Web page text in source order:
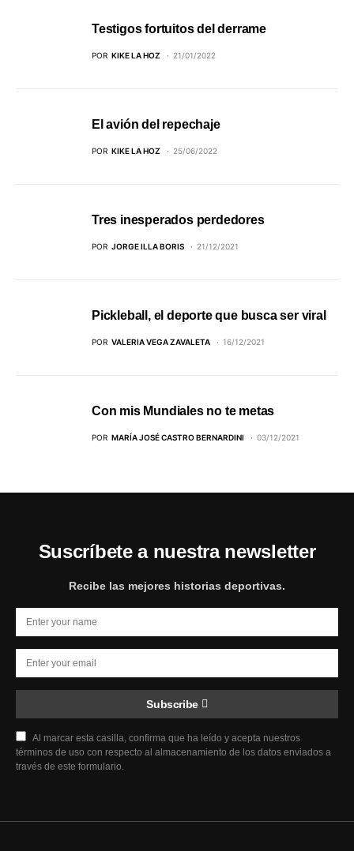
Testigos fortuitos del derrame
POR KIKE LA HOZ 21/01/2022
El avión del repechaje
POR KIKE LA HOZ 25/06/2022
Tres inesperados perdedores
POR JORGE ILLA BORIS 21/12/2021
Pickleball, el deporte que busca ser viral
POR VALERIA VEGA ZAVALETA 16/12/2021
Con mis Mundiales no te metas
POR MARÍA JOSÉ CASTRO BERNARDINI 03/12/2021
Suscríbete a nuestra newsletter
Recibe las mejores historias deportivas.
Subscribe
Al marcar esta casilla, confirma que ha leído y acepta nuestros
términos de uso con respecto al almacenamiento de los datos enviados a
través de este formulario.